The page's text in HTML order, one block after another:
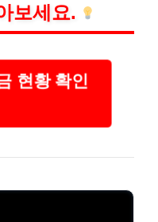
보세요.
현황 확인